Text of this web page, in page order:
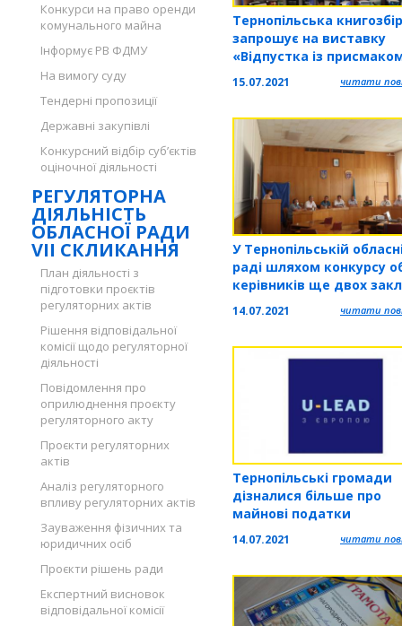
Конкурси на право оренди
комунального майна
Інформує РВ ФДМУ
На вимогу суду
Тендерні пропозиції
Державні закупівлі
Конкурсний відбір суб’єктів
оціночної діяльності
РЕГУЛЯТОРНА
ДІЯЛЬНІСТЬ
ОБЛАСНОЇ РАДИ
VII СКЛИКАННЯ
План діяльності з
підготовки проєктів
регуляторних актів
Рішення відповідальної
комісії щодо регуляторної
діяльності
Повідомлення про
оприлюднення проєкту
регуляторного акту
Проєкти регуляторних
актів
Аналіз регуляторного
впливу регуляторних актів
Зауваження фізичних та
юридичних осіб
Проєкти рішень ради
Експертний висновок
відповідальної комісії
Тернопільська
запрошує на виставку
«Відпустка із
моря»
15.07.2021 читати
У Тернопільській
раді шляхом конкурсу
керівників ще двох
культури
14.07.2021 читати
Тернопільські громади
дізналися більше про
майнові податки
14.07.2021 читати